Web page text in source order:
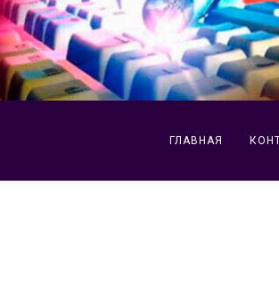
ГЛАВНАЯ